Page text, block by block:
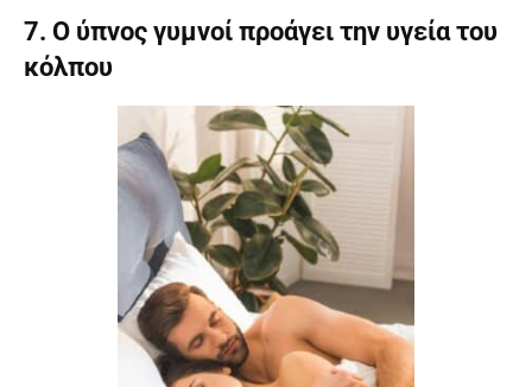
7. Ο ύπνος γυμνοί προάγει την υγεία του
κόλπου